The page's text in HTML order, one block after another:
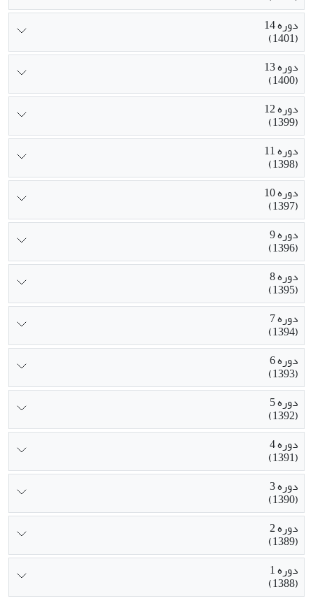
دوره 14
(1401)
دوره 13
(1400)
دوره 12
(1399)
دوره 11
(1398)
دوره 10
(1397)
دوره 9
(1396)
دوره 8
(1395)
دوره 7
(1394)
دوره 6
(1393)
دوره 5
(1392)
دوره 4
(1391)
دوره 3
(1390)
دوره 2
(1389)
دوره 1
(1388)